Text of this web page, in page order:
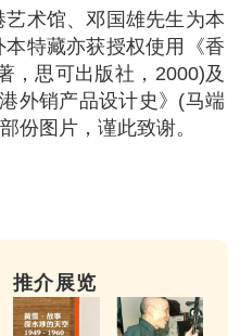
术馆、邓国雄先生为本
特藏亦获授权使用《香
，思可出版社，2000)及
外销产品设计史》(马端
份图片，谨此致谢。
推介展览